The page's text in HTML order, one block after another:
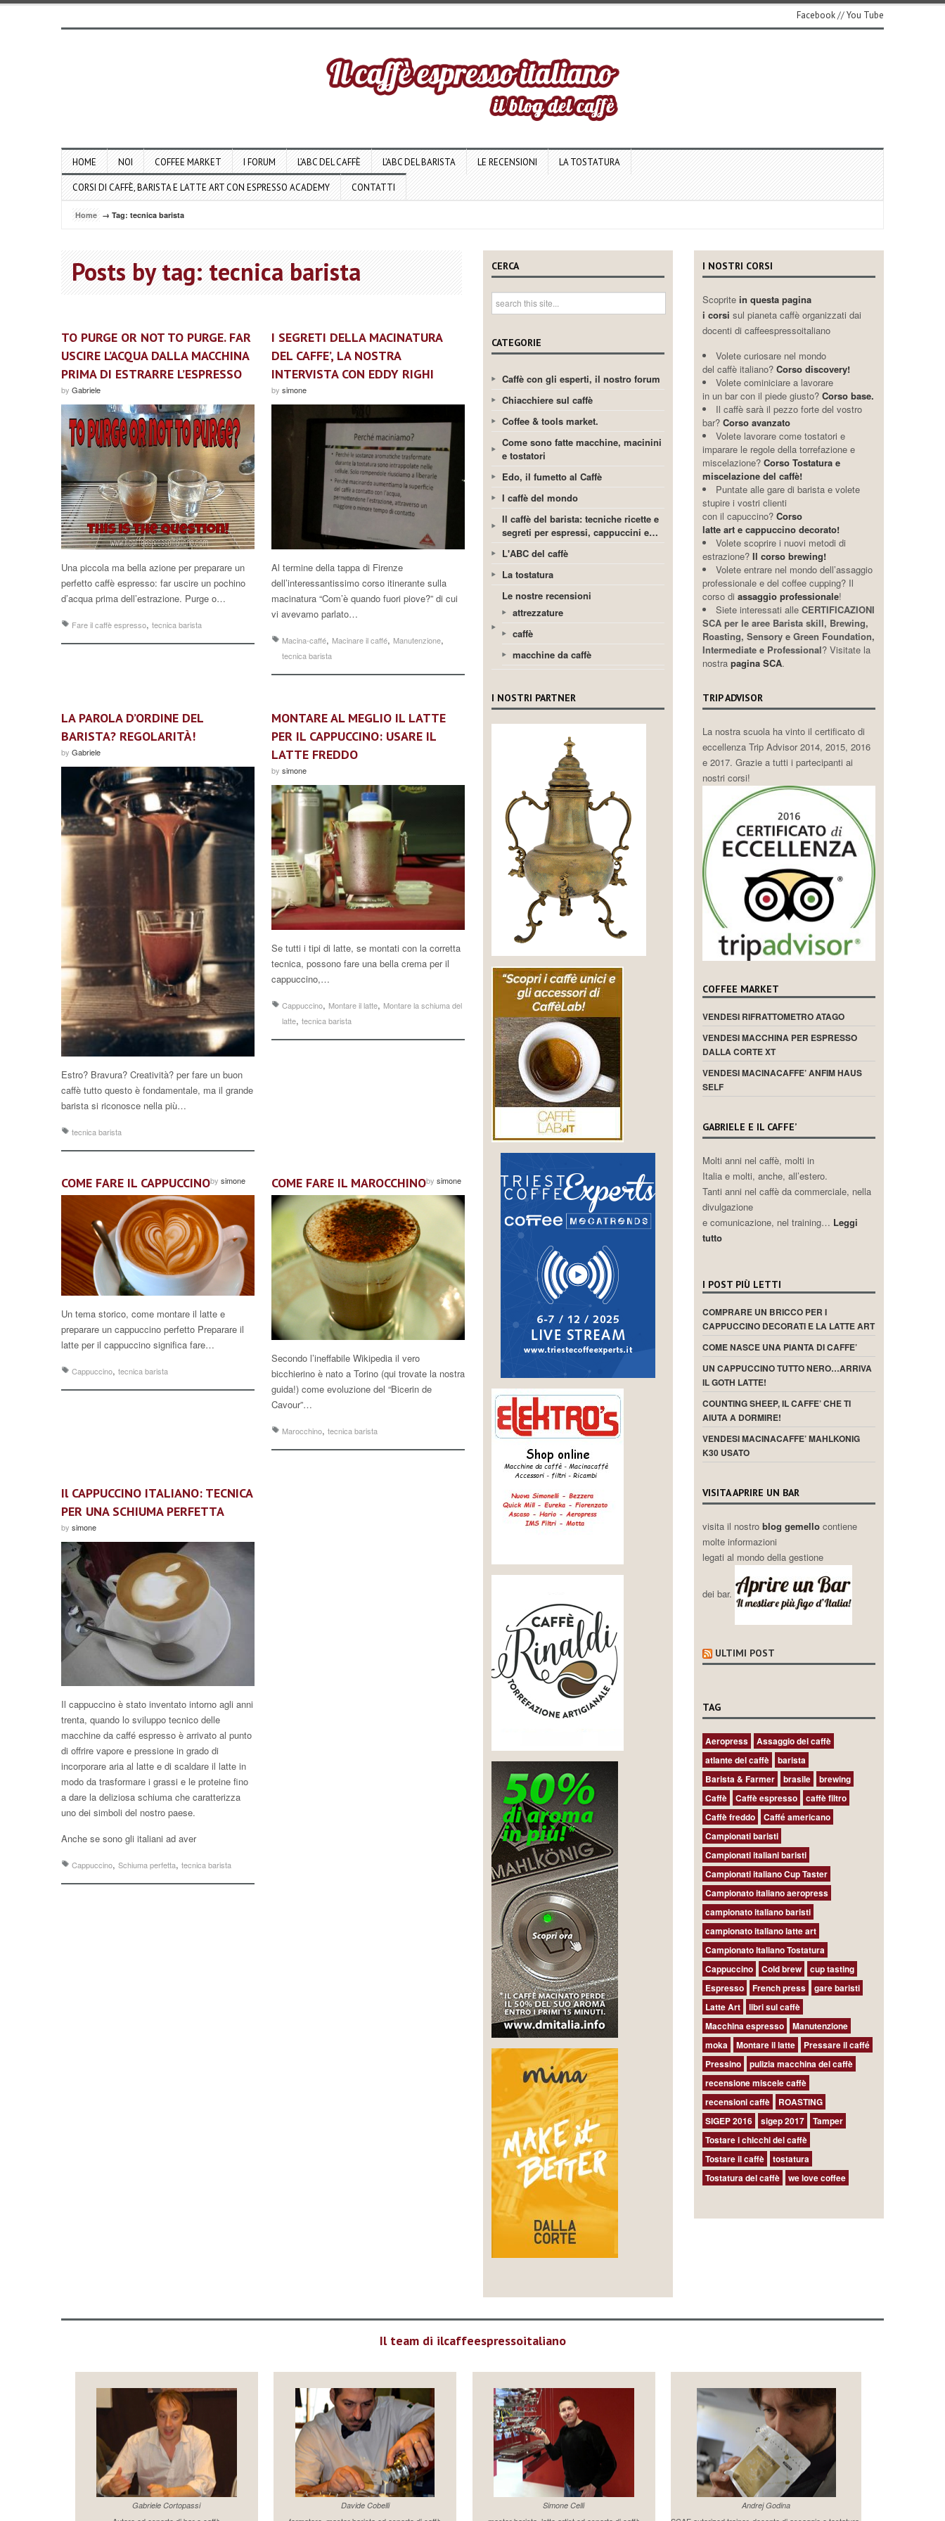
Facebook//You Tube
HOME NOI COFFEE MARKET I FORUM L’ABC DEL CAFFÈ L’ABC DEL BARISTA LE RECENSIONI LA TOSTATURA
CORSI DI CAFFÈ, BARISTA E LATTE ART CON ESPRESSO ACADEMY CONTATTI
Home → Tag: tecnica barista
Posts by tag: tecnica barista
TO PURGE OR NOT TO PURGE. FAR
USCIRE L’ACQUA DALLA MACCHINA
PRIMA DI ESTRARRE L’ESPRESSO
by Gabriele
Una piccola ma bella azione per preparare un
perfetto caffè espresso: far uscire un pochino
d’acqua prima dell’estrazione. Purge o…
Fare il caffè espresso, tecnica barista
I SEGRETI DELLA MACINATURA
DEL CAFFE’, LA NOSTRA
INTERVISTA CON EDDY RIGHI
by simone
Al termine della tappa di Firenze
dell’interessantissimo corso itinerante sulla
macinatura “Com’è quando fuori piove?” di cui
vi avevamo parlato…
Macina-caffé, Macinare il caffé, Manutenzione,
tecnica barista
LA PAROLA D’ORDINE DEL
BARISTA? REGOLARITÀ!
by Gabriele
Estro? Bravura? Creatività? per fare un buon
caffè tutto questo è fondamentale, ma il grande
barista si riconosce nella più…
tecnica barista
MONTARE AL MEGLIO IL LATTE
PER IL CAPPUCCINO: USARE IL
LATTE FREDDO
by simone
Se tutti i tipi di latte, se montati con la corretta
tecnica, possono fare una bella crema per il
cappuccino,…
Cappuccino, Montare il latte, Montare la schiuma del
latte, tecnica barista
COME FARE IL CAPPUCCINOby simone
Un tema storico, come montare il latte e
preparare un cappuccino perfetto Preparare il
latte per il cappuccino significa fare…
Cappuccino, tecnica barista
COME FARE IL MAROCCHINOby simone
Secondo l’ineffabile Wikipedia il vero
bicchierino è nato a Torino (qui trovate la nostra
guida!) come evoluzione del “Bicerin de
Cavour”…
Marocchino, tecnica barista
Il CAPPUCCINO ITALIANO: TECNICA
PER UNA SCHIUMA PERFETTA
by simone
Il cappuccino è stato inventato intorno agli anni
trenta, quando lo sviluppo tecnico delle
macchine da caffé espresso è arrivato al punto
di offrire vapore e pressione in grado di
incorporare aria al latte e di scaldare il latte in
modo da trasformare i grassi e le proteine fino
a dare la deliziosa schiuma che caratterizza
uno dei simboli del nostro paese.
Anche se sono gli italiani ad aver
Cappuccino, Schiuma perfetta, tecnica barista
CERCA
CATEGORIE
Caffè con gli esperti, il nostro forum
Chiacchiere sul caffè
Coffee & tools market.
Come sono fatte macchine, macinini
e tostatori
Edo, il fumetto al Caffè
I caffè del mondo
Il caffè del barista: tecniche ricette e
segreti per espressi, cappuccini e…
L'ABC del caffè
La tostatura
Le nostre recensioni
attrezzature
caffè
macchine da caffè
I NOSTRI PARTNER
I NOSTRI CORSI
Scoprite in questa pagina
i corsi sul pianeta caffè organizzati dai
docenti di caffeespressoitaliano
Volete curiosare nel mondo
del caffè italiano?Corso discovery!
Volete cominiciare a lavorare
in un bar con il piede giusto? Corso base.
Il caffè sarà il pezzo forte del vostro
bar? Corso avanzato
Volete lavorare come tostatori e
imparare le regole della torrefazione e
miscelazione? Corso Tostatura e
miscelazione del caffè!
Puntate alle gare di barista e volete
stupire i vostri clienti
con il capuccino? Corso
latte art e cappuccino decorato!
Volete scoprire i nuovi metodi di
estrazione? Il corso brewing!
Volete entrare nel mondo dell’assaggio
professionale e del coffee cupping? Il
corso di assaggio professionale!
Siete interessati alle CERTIFICAZIONI
SCA per le aree Barista skill, Brewing,
Roasting, Sensory e Green Foundation,
Intermediate e Professional? Visitate la
nostra pagina SCA.
TRIP ADVISOR
La nostra scuola ha vinto il certificato di
eccellenza Trip Advisor 2014, 2015, 2016
e 2017. Grazie a tutti i partecipanti ai
nostri corsi!
COFFEE MARKET
VENDESI RIFRATTOMETRO ATAGO
VENDESI MACCHINA PER ESPRESSO
DALLA CORTE XT
VENDESI MACINACAFFE’ ANFIM HAUS
SELF
GABRIELE E IL CAFFE’
Molti anni nel caffè, molti in
Italia e molti, anche, all’estero.
Tanti anni nel caffè da commerciale, nella
divulgazione
e comunicazione, nel training… Leggi
tutto
I POST PIÙ LETTI
COMPRARE UN BRICCO PER I
CAPPUCCINO DECORATI E LA LATTE ART
COME NASCE UNA PIANTA DI CAFFE’
UN CAPPUCCINO TUTTO NERO…ARRIVA
IL GOTH LATTE!
COUNTING SHEEP, IL CAFFE’ CHE TI
AIUTA A DORMIRE!
VENDESI MACINACAFFE’ MAHLKONIG
K30 USATO
VISITA APRIRE UN BAR
visita il nostro blog gemello contiene
molte informazioni
legati al mondo della gestione
dei bar.
ULTIMI POST
TAG
Aeropress
Assaggio del caffè
atlante del caffè
barista
Barista & Farmer
brasile
brewing
Caffè
Caffè espresso
caffè filtro
Caffè freddo
Caffé americano
Campionati baristi
Campionati italiani baristi
Campionati italiano Cup Taster
Campionato italiano aeropress
campionato italiano baristi
campionato italiano latte art
Campionato Italiano Tostatura
Cappuccino
Cold brew
cup tasting
Espresso
French press
gare baristi
Latte Art
libri sul caffè
Macchina espresso
Manutenzione
moka
Montare il latte
Pressare il caffé
Pressino
pulizia macchina del caffè
recensione miscele caffè
recensioni caffè
ROASTING
SIGEP 2016
sigep 2017
Tamper
Tostare i chicchi del caffè
Tostare il caffè
tostatura
Tostatura del caffè
we love coffee
Il team di ilcaffeespressoitaliano
Gabriele Cortopassi Davide Cobelli Simone Celli Andrej Godina